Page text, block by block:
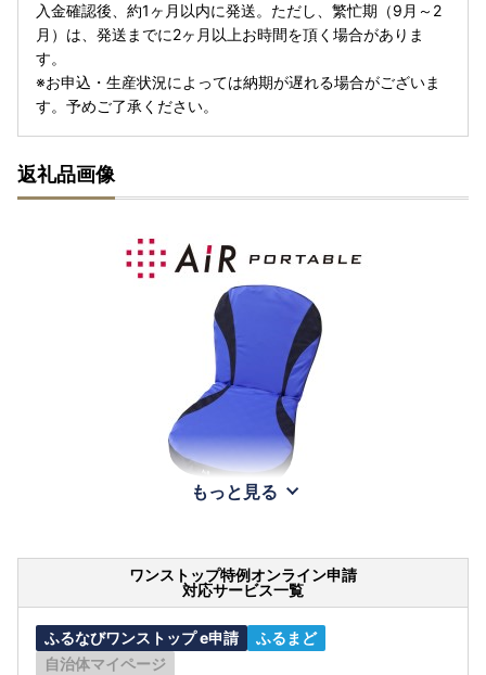
入金確認後、約1ヶ月以内に発送。ただし、繁忙期（9月～2
月）は、発送までに2ヶ月以上お時間を頂く場合がありま
す。
※お申込・生産状況によっては納期が遅れる場合がございま
す。予めご了承ください。
返礼品画像
もっと見る
ワンストップ特例オンライン申請
対応サービス一覧
ふるなびワンストップ e申請
ふるまど
自治体マイページ